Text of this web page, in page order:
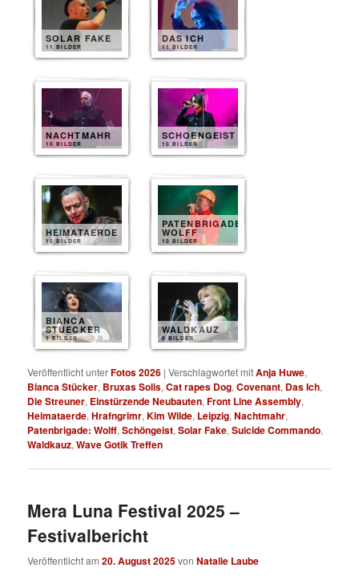
SOLAR FAKE
11 BILDER
DAS ICH
11 BILDER
NACHTMAHR
10 BILDER
SCHOENGEIST
10 BILDER
HEIMATAERDE
10 BILDER
PATENBRIGADE
WOLFF
10 BILDER
BIANCA
STUECKER
9 BILDER
WALDKAUZ
8 BILDER
Veröffentlicht unterFotos 2026 |Verschlagwortet mitAnja Huwe,
Bianca Stücker, Bruxas Solis,Cat rapes Dog,Covenant, Das Ich,
Die Streuner, Einstürzende Neubauten,Front Line Assembly,
Heimataerde,Hrafngrimr,Kim Wilde, Leipzig,Nachtmahr,
Patenbrigade: Wolff,Schöngeist,Solar Fake,Suicide Commando,
Waldkauz,Wave Gotik Treffen
Mera Luna Festival 2025 –
Festivalbericht
Veröffentlicht am20. August 2025vonNatalie Laube